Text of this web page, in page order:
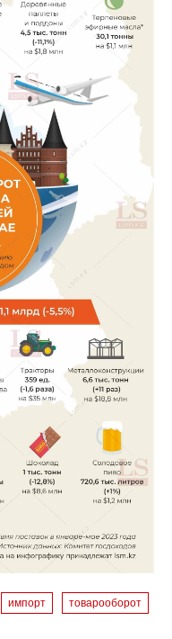
импорт товарооборот